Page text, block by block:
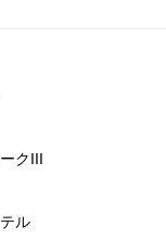
クIII
ル